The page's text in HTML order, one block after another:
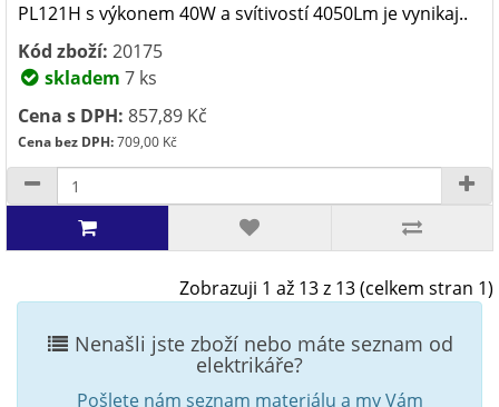
PL121H s výkonem 40W a svítivostí 4050Lm je vynikaj..
Kód zboží: 20175
skladem 7 ks
Cena s DPH: 857,89 Kč
Cena bez DPH:709,00 Kč
Zobrazuji 1 až 13 z 13 (celkem stran 1)
Nenašli jste zboží nebo máte seznam od
elektrikáře?
Pošlete nám seznam materiálu a my Vám